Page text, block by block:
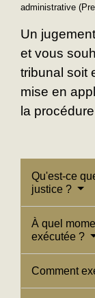
administrative
Un
et vous
tribunal soit
mise en
la
Qu'est-ce
justice ?
À quel
exécutée ?
Comment